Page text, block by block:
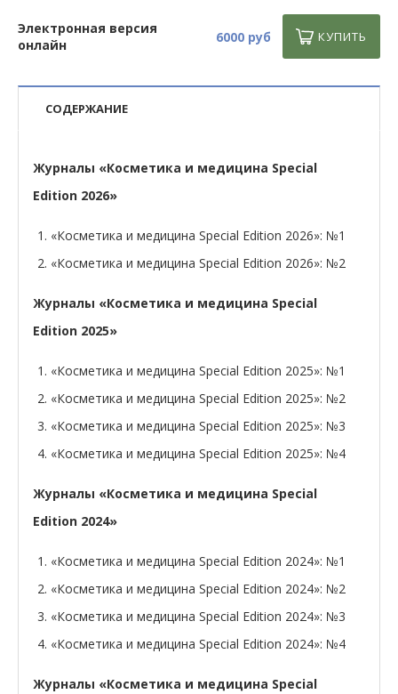
Электронная версия
онлайн
6000 руб КУПИТЬ
СОДЕРЖАНИЕ
Журналы «Косметика и медицина Special
Edition 2026»
«Косметика и медицина Special Edition 2026»: №1
«Косметика и медицина Special Edition 2026»: №2
Журналы «Косметика и медицина Special
Edition 2025»
«Косметика и медицина Special Edition 2025»: №1
«Косметика и медицина Special Edition 2025»: №2
«Косметика и медицина Special Edition 2025»: №3
«Косметика и медицина Special Edition 2025»: №4
Журналы «Косметика и медицина Special
Edition 2024»
«Косметика и медицина Special Edition 2024»: №1
«Косметика и медицина Special Edition 2024»: №2
«Косметика и медицина Special Edition 2024»: №3
«Косметика и медицина Special Edition 2024»: №4
Журналы «Косметика и медицина Special